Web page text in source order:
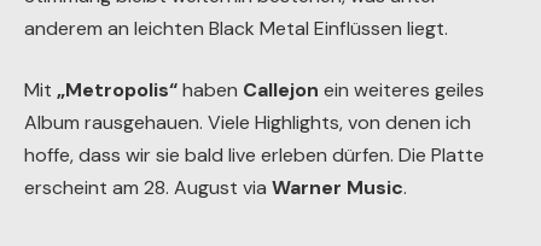
anderem an leichten Black Metal Einflüssen liegt.
Mit „Metropolis“haben Callejon ein weiteres geiles
Album rausgehauen. Viele Highlights, von denen ich
hoffe, dass wir sie bald live erleben dürfen. Die Platte
erscheint am 28. August via Warner Music.